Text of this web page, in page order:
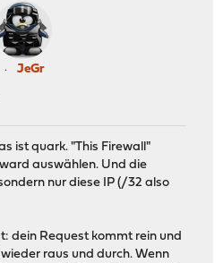
JeGr
ist quark. "This Firewall"
auswählen. Und die
nur diese IP (/32 also
dein Request kommt rein und
raus und durch. Wenn